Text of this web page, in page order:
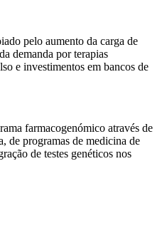
pelo aumento da carga de
demanda por terapias
e investimentos em bancos de
farmacogenómico através de
de programas de medicina de
de testes genéticos nos